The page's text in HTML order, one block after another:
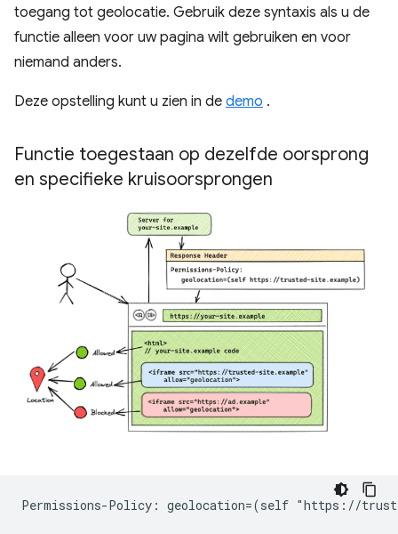
toegang tot geolocatie. Gebruik deze syntaxis als u de
functie alleen voor uw pagina wilt gebruiken en voor
niemand anders.
Deze opstelling kunt u zien in de demo .
Functie toegestaan ​​op dezelfde oorsprong
en specifieke kruisoorsprongen